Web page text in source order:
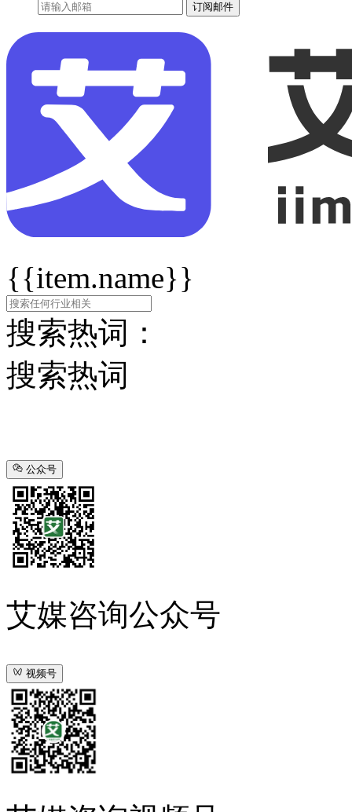
订阅邮件
{{item.name}}
搜索热词：
搜索热词
公众号
艾媒咨询公众号
视频号